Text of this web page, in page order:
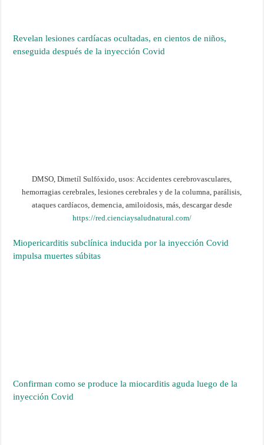
Revelan lesiones cardíacas ocultadas, en cientos de niños,
enseguida después de la inyección Covid
DMSO, Dimetíl Sulfóxido, usos: Accidentes cerebrovasculares,
hemorragias cerebrales, lesiones cerebrales y de la columna, parálisis,
ataques cardíacos, demencia, amiloidosis, más, descargar desde
https://red.cienciaysaludnatural.com/
Miopericarditis subclínica inducida por la inyección Covid
impulsa muertes súbitas
Confirman como se produce la miocarditis aguda luego de la
inyección Covid